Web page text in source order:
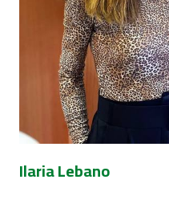
Ilaria Lebano